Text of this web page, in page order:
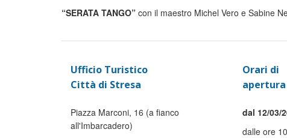
“SERATA TANGO” con il maestro Michel Vero e Sabine
Ufficio Turistico
Città di Stresa
Piazza Marconi, 16 (a fianco
all'Imbarcadero)
Orari di
dal 12/03/
dalle ore